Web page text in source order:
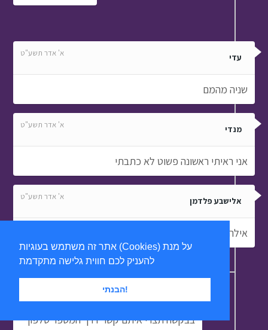
אתר זה משתמש בעוגיות (Cookies) על מנת
הבנתי!
עדי א' אדר תשע"ט
שניה מהמם
מנדי א' אדר תשע"ט
אני ראיתי ראשונה פשוט לא כתבתי
אלישבע פלדמן א' אדר תשע"ט
אילה שה היתנתק לי באמצע מה לעשות גם אם המחשב
א' אדר תשע"ט
שלום. הצוות הטכני שלנו ישמח לעזור לך.
בבקשה תצרי איתם קשר דרך המספר טלפון